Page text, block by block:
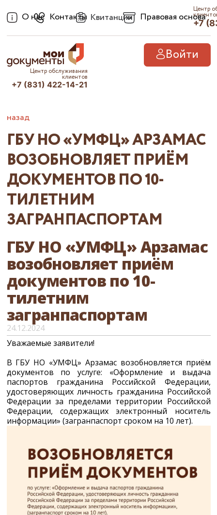
О нас Контакты Квитанции Правовая основа
Центр
+7
Войти
Центр обслуживания
клиентов
+7 (831) 422-14-21
назад
ГБУ НО «УМФЦ» АРЗАМАС
ВОЗОБНОВЛЯЕТ ПРИЁМ
ДОКУМЕНТОВ ПО 10-
ТИЛЕТНИМ
ЗАГРАНПАСПОРТАМ
ГБУ НО «УМФЦ» Арзамас
возобновляет приём
документов по 10-
тилетним
загранпаспортам
24.12.2024
Уважаемые заявители!
В ГБУ НО «УМФЦ» Арзамас возобновляется приём
документов по услуге: «Оформление и выдача
паспортов гражданина Российской Федерации,
удостоверяющих личность гражданина Российской
Федерации за пределами территории Российской
Федерации, содержащих электронный носитель
информации» (загранпаспорт сроком на 10 лет).